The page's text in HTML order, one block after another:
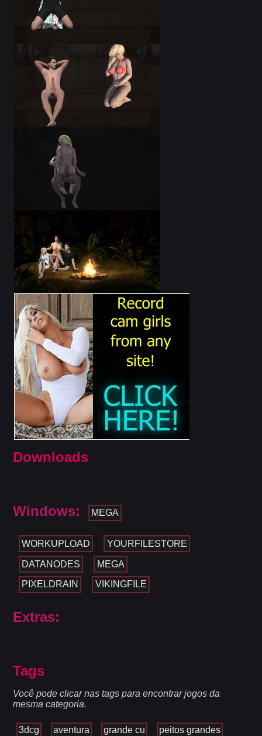
Downloads
Windows: MEGA
WORKUPLOAD YOURFILESTORE
DATANODES MEGA
PIXELDRAIN VIKINGFILE
Extras:
Tags
Você pode clicar nas tags para encontrar jogos da
mesma categoria.
3dcg aventura grande cu peitos grandes